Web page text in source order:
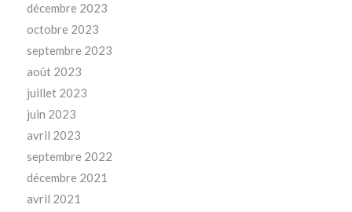
décembre 2023
octobre 2023
septembre 2023
août 2023
juillet 2023
juin 2023
avril 2023
septembre 2022
décembre 2021
avril 2021